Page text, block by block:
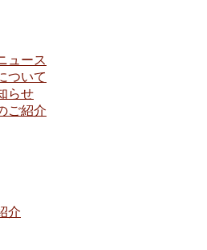
ュース
ついて
らせ
ご紹介
介